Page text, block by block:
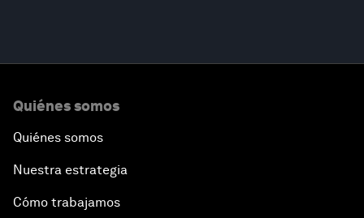
Quiénes somos
Quiénes somos
Nuestra estrategia
Cómo trabajamos